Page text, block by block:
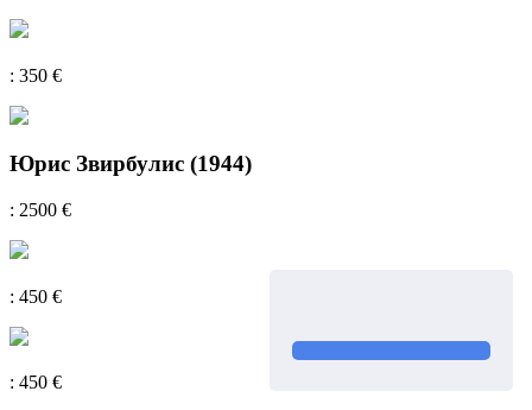
: 350 €
Юрис Звирбулис (1944)
: 2500 €
: 450 €
: 450 €